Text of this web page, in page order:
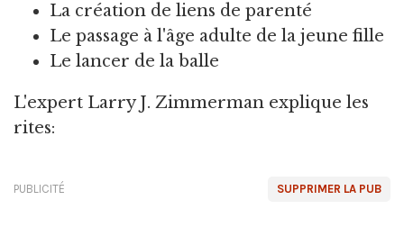
La création de liens de parenté
Le passage à l'âge adulte de la jeune fille
Le lancer de la balle
L'expert Larry J. Zimmerman explique les
rites:
SUPPRIMER LA PUB
PUBLICITÉ